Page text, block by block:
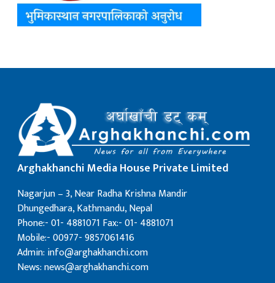
Arghakhanchi Media House Private Limited
Nagarjun – 3, Near Radha Krishna Mandir
Dhungedhara, Kathmandu, Nepal
Phone:- 01- 4881071 Fax:- 01- 4881071
Mobile:- 00977- 9857061416
Admin: info@arghakhanchi.com
News: news@arghakhanchi.com